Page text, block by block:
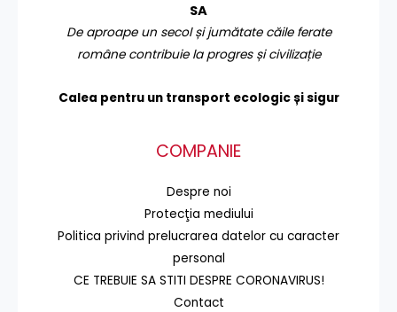
SA
De aproape un secol și jumătate căile ferate
române contribuie la progres și civilizație
Calea pentru un transport ecologic și sigur
COMPANIE
Despre noi
Protecţia mediului
Politica privind prelucrarea datelor cu caracter
personal
CE TREBUIE SA STITI DESPRE CORONAVIRUS!
Contact